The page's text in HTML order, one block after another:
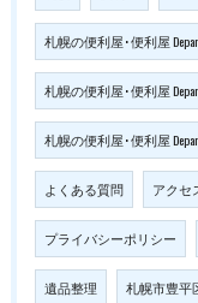
札幌の便利屋･便利屋
札幌の便利屋･便利屋
札幌の便利屋･便利屋
よくある質問 アクセ
プライバシーポリシー
遺品整理 札幌市豊平